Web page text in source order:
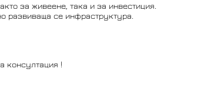
за живеене, така и за инвестиция.
развиваща се инфраструктура.
консултация !